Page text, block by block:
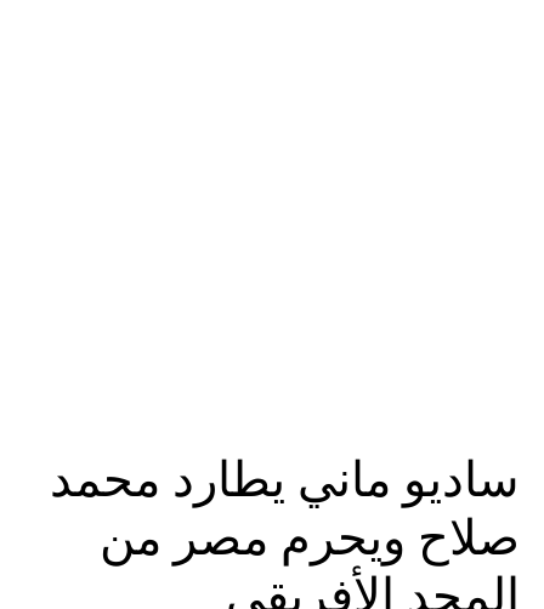
ساديو ماني يطارد محمد
صلاح ويحرم مصر من
المجد الأفريقي